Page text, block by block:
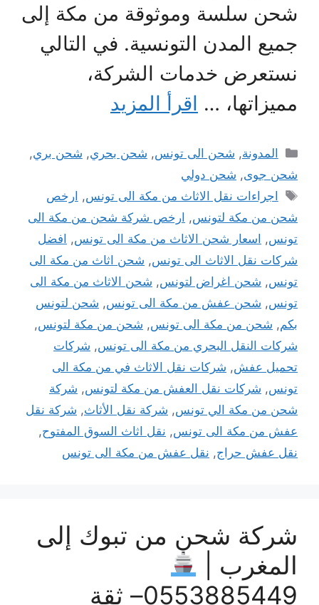
شحن سلسة وموثوقة من مكة إلى
جميع المدن التونسية. في التالي
نستعرض خدمات الشركة،
مميزاتها، … اقرأ المزيد
التصنيفات
المدونة, شحن الى تونس, شحن بحري, شحن بري,
شحن جوى, شحن دولي
الوسوم
اجراءات نقل الاثاث من مكة الى تونس, ارخص
شحن من مكة لتونس, ارخص شركة شحن من مكة الى
تونس, اسعار شحن الاثاث من مكة الى تونس, افضل
شركات نقل الاثاث الى تونس, شحن اثاث من مكة الى
تونس, شحن اغراض لتونس, شحن الاثاث من مكة الى
تونس, شحن عفش من مكة الى تونس, شحن لتونس
بكم, شحن من مكة الى تونس, شحن من مكة لتونس,
شركات النقل البحري من مكة الى تونس, شركات
تحميل عفش, شركات نقل الاثاث في من مكة الى
تونس, شركات نقل العفش من مكة لتونس, شركة
شحن من مكة الي تونس, شركة نقل الأثاث, شركة نقل
عفش من مكة الى تونس, نقل اثاث السوق المفتوح,
نقل عفش حراج, نقل عفش من مكة الى تونس
شركة شحن من تبوك إلى
المغرب |
0553885449– ثقة